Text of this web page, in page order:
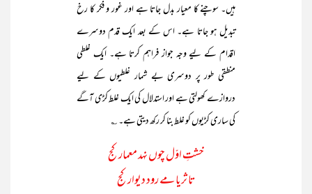
ہیں۔ سوچنے کا معیار بدل جاتا ہے اور غور و فکر کا رخ
تبدیل ہو جاتا ہے۔ اس کے بعد ایک قدم دوسرے
اقدام کے لیے وجہ جواز فراہم کرتا ہے۔ ایک غلطی
منطقی طور پر دوسری بے شمار غلطیوں کے لیے
دروازے کھولتی ہے اور استدلال کی ایک غلط کڑی آگے
کی ساری کڑیوں کو غلط بنا کر رکھ دیتی ہے۔ ؎
خشتِ اوّل چوں نہد معمار کج
تا ثریا مے رود دیوار کج